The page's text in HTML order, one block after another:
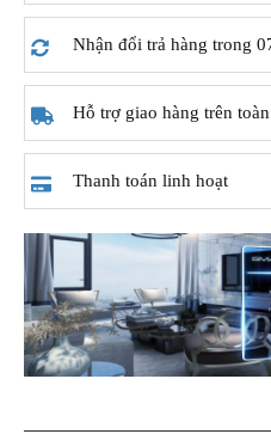
Nhận đổi trả hàng trong
Hỗ trợ giao hàng trên
Thanh toán linh hoạt